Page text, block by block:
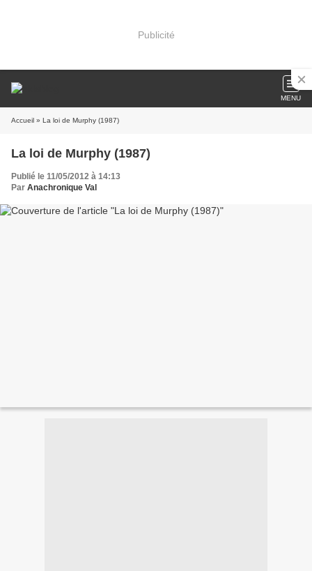
Publicité
MENU
Accueil » La loi de Murphy (1987)
La loi de Murphy (1987)
Publié le 11/05/2012 à 14:13
Par Anachronique Val